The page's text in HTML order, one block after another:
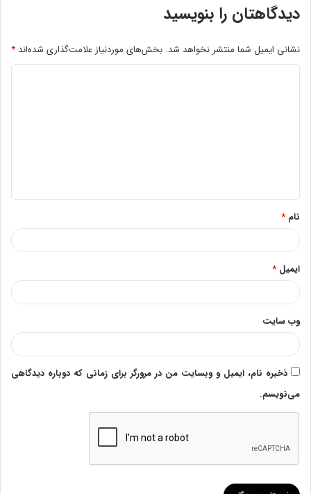
دیدگاهتان را بنویسید
نشانی ایمیل شما منتشر نخواهد شد. بخش‌های موردنیاز علامت‌گذاری شده‌اند *
*
نام *
ایمیل *
وب‌ سایت
ذخیره نام، ایمیل و وبسایت من در مرورگر برای زمانی که دوباره دیدگاهی
می‌نویسم.